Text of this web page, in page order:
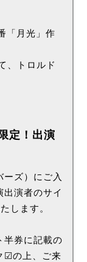
「月光」作
、トロルド
定！出演
ズ）にご入
演者のサイ
します。
半券に記載の
☑の上、ご来